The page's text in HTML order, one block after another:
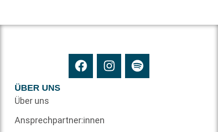
ÜBER UNS
Über uns
Ansprechpartner:innen